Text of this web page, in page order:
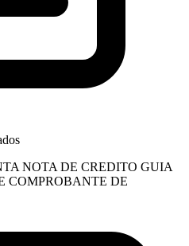
NOTA DE CREDITO GUIA
COMPROBANTE DE